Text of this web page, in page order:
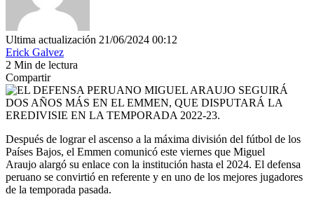
Ultima actualización 21/06/2024 00:12
Erick Galvez
2 Min de lectura
Compartir
Después de lograr el ascenso a la máxima división del fútbol de los
Países Bajos, el Emmen comunicó este viernes que Miguel
Araujo alargó su enlace con la institución hasta el 2024. El defensa
peruano se convirtió en referente y en uno de los mejores jugadores
de la temporada pasada.